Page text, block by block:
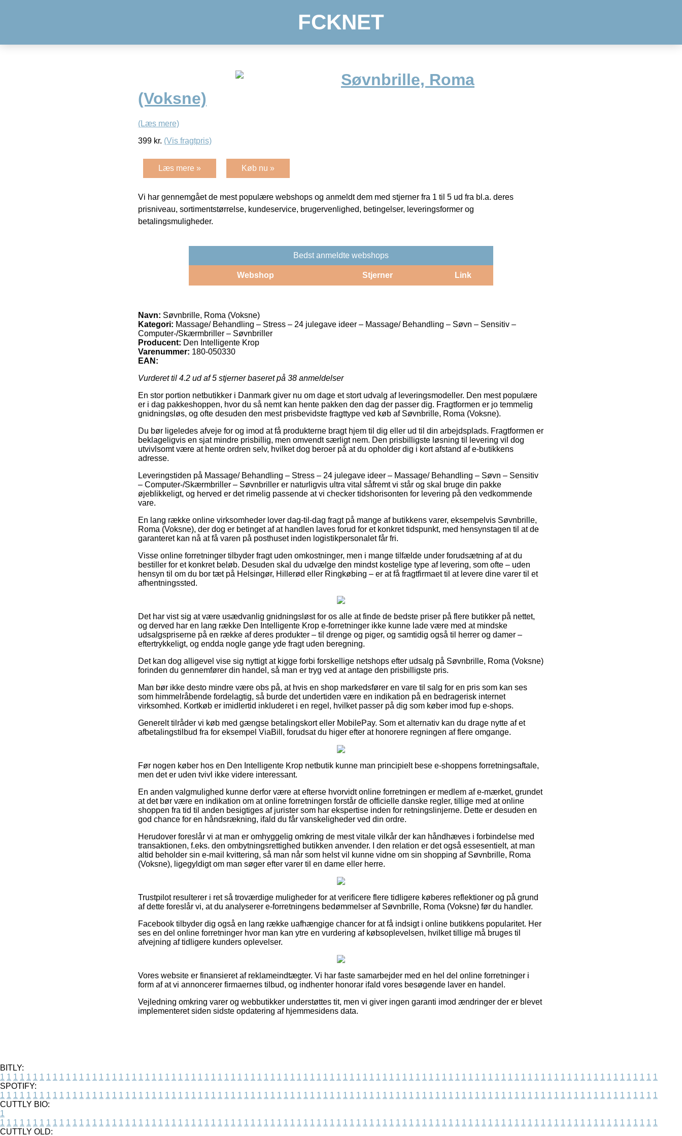
FCKNET
Søvnbrille, Roma
(Voksne)
(Læs mere)
399 kr. (Vis fragtpris)
Læs mere » Køb nu »
Vi har gennemgået de mest populære webshops og anmeldt dem med stjerner fra 1 til 5 ud fra bl.a. deres
prisniveau, sortimentstørrelse, kundeservice, brugervenlighed, betingelser, leveringsformer og
betalingsmuligheder.
Bedst anmeldte webshops
Webshop Stjerner Link
Navn: Søvnbrille, Roma (Voksne)
Kategori: Massage/ Behandling – Stress – 24 julegave ideer – Massage/ Behandling – Søvn – Sensitiv –
Computer-/Skærmbriller – Søvnbriller
Producent: Den Intelligente Krop
Varenummer: 180-050330
EAN:
Vurderet til 4.2 ud af 5 stjerner baseret på 38 anmeldelser
En stor portion netbutikker i Danmark giver nu om dage et stort udvalg af leveringsmodeller. Den mest populære
er i dag pakkeshoppen, hvor du så nemt kan hente pakken den dag der passer dig. Fragtformen er jo temmelig
gnidningsløs, og ofte desuden den mest prisbevidste fragttype ved køb af Søvnbrille, Roma (Voksne).
Du bør ligeledes afveje for og imod at få produkterne bragt hjem til dig eller ud til din arbejdsplads. Fragtformen er
beklageligvis en sjat mindre prisbillig, men omvendt særligt nem. Den prisbilligste løsning til levering vil dog
utvivlsomt være at hente ordren selv, hvilket dog beroer på at du opholder dig i kort afstand af e-butikkens
adresse.
Leveringstiden på Massage/ Behandling – Stress – 24 julegave ideer – Massage/ Behandling – Søvn – Sensitiv
– Computer-/Skærmbriller – Søvnbriller er naturligvis ultra vital såfremt vi står og skal bruge din pakke
øjeblikkeligt, og herved er det rimelig passende at vi checker tidshorisonten for levering på den vedkommende
vare.
En lang række online virksomheder lover dag-til-dag fragt på mange af butikkens varer, eksempelvis Søvnbrille,
Roma (Voksne), der dog er betinget af at handlen laves forud for et konkret tidspunkt, med hensynstagen til at de
garanteret kan nå at få varen på posthuset inden logistikpersonalet får fri.
Visse online forretninger tilbyder fragt uden omkostninger, men i mange tilfælde under forudsætning af at du
bestiller for et konkret beløb. Desuden skal du udvælge den mindst kostelige type af levering, som ofte – uden
hensyn til om du bor tæt på Helsingør, Hillerød eller Ringkøbing – er at få fragtfirmaet til at levere dine varer til et
afhentningssted.
Det har vist sig at være usædvanlig gnidningsløst for os alle at finde de bedste priser på flere butikker på nettet,
og derved har en lang række Den Intelligente Krop e-forretninger ikke kunne lade være med at mindske
udsalgspriserne på en række af deres produkter – til drenge og piger, og samtidig også til herrer og damer –
eftertrykkeligt, og endda nogle gange yde fragt uden beregning.
Det kan dog alligevel vise sig nyttigt at kigge forbi forskellige netshops efter udsalg på Søvnbrille, Roma (Voksne)
forinden du gennemfører din handel, så man er tryg ved at antage den prisbilligste pris.
Man bør ikke desto mindre være obs på, at hvis en shop markedsfører en vare til salg for en pris som kan ses
som himmelråbende fordelagtig, så burde det undertiden være en indikation på en bedragerisk internet
virksomhed. Kortkøb er imidlertid inkluderet i en regel, hvilket passer på dig som køber imod fup e-shops.
Generelt tilråder vi køb med gængse betalingskort eller MobilePay. Som et alternativ kan du drage nytte af et
afbetalingstilbud fra for eksempel ViaBill, forudsat du higer efter at honorere regningen af flere omgange.
Før nogen køber hos en Den Intelligente Krop netbutik kunne man principielt bese e-shoppens forretningsaftale,
men det er uden tvivl ikke videre interessant.
En anden valgmulighed kunne derfor være at efterse hvorvidt online forretningen er medlem af e-mærket, grundet
at det bør være en indikation om at online forretningen forstår de officielle danske regler, tillige med at online
shoppen fra tid til anden besigtiges af jurister som har ekspertise inden for retningslinjerne. Dette er desuden en
god chance for en håndsrækning, ifald du får vanskeligheder ved din ordre.
Herudover foreslår vi at man er omhyggelig omkring de mest vitale vilkår der kan håndhæves i forbindelse med
transaktionen, f.eks. den ombytningsrettighed butikken anvender. I den relation er det også essesentielt, at man
altid beholder sin e-mail kvittering, så man når som helst vil kunne vidne om sin shopping af Søvnbrille, Roma
(Voksne), ligegyldigt om man søger efter varer til en dame eller herre.
Trustpilot resulterer i ret så troværdige muligheder for at verificere flere tidligere køberes reflektioner og på grund
af dette foreslår vi, at du analyserer e-forretningens bedømmelser af Søvnbrille, Roma (Voksne) før du handler.
Facebook tilbyder dig også en lang række uafhængige chancer for at få indsigt i online butikkens popularitet. Her
ses en del online forretninger hvor man kan ytre en vurdering af købsoplevelsen, hvilket tillige må bruges til
afvejning af tidligere kunders oplevelser.
Vores website er finansieret af reklameindtægter. Vi har faste samarbejder med en hel del online forretninger i
form af at vi annoncerer firmaernes tilbud, og indhenter honorar ifald vores besøgende laver en handel.
Vejledning omkring varer og webbutikker understøttes tit, men vi giver ingen garanti imod ændringer der er blevet
implementeret siden sidste opdatering af hjemmesidens data.
BITLY:
1 1 1 1 1 1 1 1 1 1 1 1 1 1 1 1 1 1 1 1 1 1 1 1 1 1 1 1 1 1 1 1 1 1 1 1 1 1 1 1 1 1 1 1 1 1 1 1 1 1 1 1 1 1 1 1 1 1 1 1 1 1 1 1 1 1 1 1 1 1 1 1 1 1 1 1 1 1 1 1 1 1 1 1 1 1 1 1 1 1 1 1 1 1 1 1 1 1 1 1
SPOTIFY:
1 1 1 1 1 1 1 1 1 1 1 1 1 1 1 1 1 1 1 1 1 1 1 1 1 1 1 1 1 1 1 1 1 1 1 1 1 1 1 1 1 1 1 1 1 1 1 1 1 1 1 1 1 1 1 1 1 1 1 1 1 1 1 1 1 1 1 1 1 1 1 1 1 1 1 1 1 1 1 1 1 1 1 1 1 1 1 1 1 1 1 1 1 1 1 1 1 1 1 1
CUTTLY BIO:
1
1 1 1 1 1 1 1 1 1 1 1 1 1 1 1 1 1 1 1 1 1 1 1 1 1 1 1 1 1 1 1 1 1 1 1 1 1 1 1 1 1 1 1 1 1 1 1 1 1 1 1 1 1 1 1 1 1 1 1 1 1 1 1 1 1 1 1 1 1 1 1 1 1 1 1 1 1 1 1 1 1 1 1 1 1 1 1 1 1 1 1 1 1 1 1 1 1 1 1 1
CUTTLY OLD: